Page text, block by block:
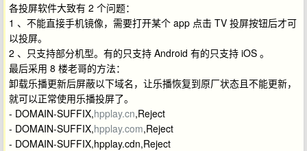
各投屏软件大致有 2 个问题：
1 、不能直接手机镜像，需要打开某个 app 点击 TV 投屏按钮后才可
以投屏。
2 、只支持部分机型。有的只支持 Android 有的只支持 iOS 。
最后采用 8 楼老哥的方法：
卸载乐播更新后屏蔽以下域名，让乐播恢复到原厂状态且不能更新，
就可以正常使用乐播投屏了。
- DOMAIN-SUFFIX,hpplay.cn,Reject
- DOMAIN-SUFFIX,hpplay.com,Reject
- DOMAIN-SUFFIX,hpplay.cdn,Reject